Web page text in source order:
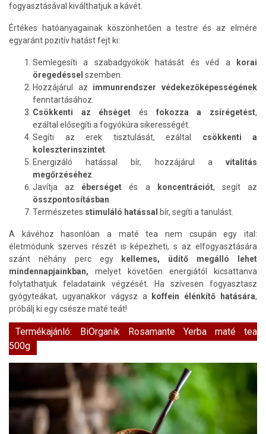
fogyasztásával kiválthatjuk a kávét.
Értékes hatóanyagainak köszönhetően a testre és az elmére
egyaránt pozitív hatást fejt ki:
Semlegesíti a szabadgyökök hatását és véd a
korai
öregedéssel szemben.
Hozzájárul az immunrendszer védekezőképességének
fenntartásához.
Csökkenti az
éhségetés fokozza a zsírégetést,
ezáltal elősegíti a fogyókúra sikerességét.
Segíti az erek tisztulását, ezáltal csökkenti a
koleszterinszintet
Energizáló hatással bír, hozzájárul a vitalitás
megőrzéséhez
Javítja az éberségetés a koncentrációt, segít az
összpontosításban
Természetes stimuláló hatással bír, segíti a tanulást.
A kávéhoz hasonlóan a maté tea nem csupán egy ital:
életmódunk szerves részét is képezheti, s az elfogyasztására
szánt néhány perc egy
kellemes, üdítő megálló lehet
mindennapjainkban, melyet követően energiától kicsattanva
folytathatjuk feladataink végzését. Ha szívesen fogyasztasz
gyógyteákat, ugyanakkor vágysz a
koffein élénkítő hatására,
próbálj ki egy csésze maté teát!
Termékajánló: BiOrganik Rosamante Yerba maté tea
500g